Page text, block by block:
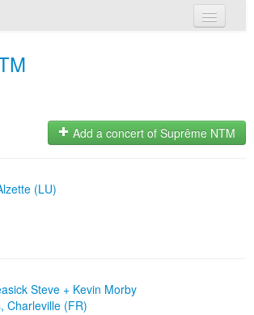
Add a concert of Suprême NTM
(LU)
Steve + Kevin Morby
Charleville (FR)